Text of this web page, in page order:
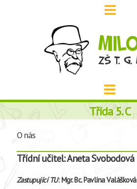
Třída 5. C
O nás
Třídní učitel:Aneta Svobodová
Zastupující TU: Mgr. Bc. Pavlína Valášková